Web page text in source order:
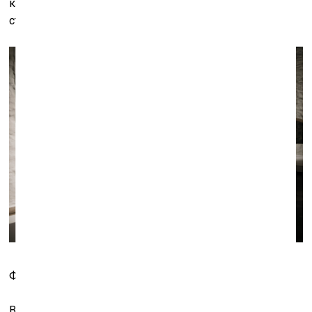
картинки фрейдистски рефлексировали о тёмных
сторонах коллективного подсознания.
Фото: Кристине Мадьяре